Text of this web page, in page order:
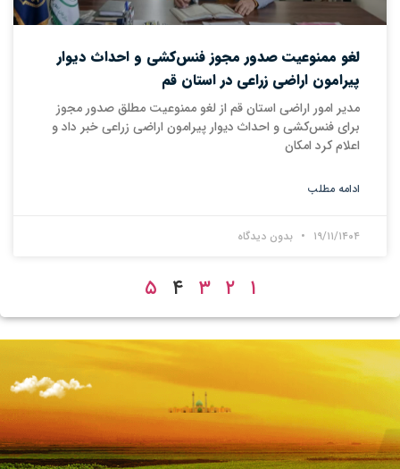
لغو ممنوعیت صدور مجوز فنس‌کشی و احداث دیوار
پیرامون اراضی زراعی در استان قم
مدیر امور اراضی استان قم از لغو ممنوعیت مطلق صدور مجوز
برای فنس‌کشی و احداث دیوار پیرامون اراضی زراعی خبر داد و
اعلام کرد امکان
ادامه مطلب
۱۹/۱۱/۱۴۰۴ بدون دیدگاه
۱ ۲ ۳ ۴ ۵